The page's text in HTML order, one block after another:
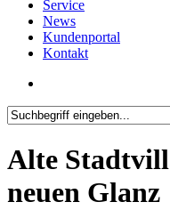
Service
News
Kundenportal
Kontakt
Search
Alte
neuen Glanz